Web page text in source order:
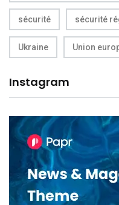
sécurité sécurité
Ukraine Union
Instagram